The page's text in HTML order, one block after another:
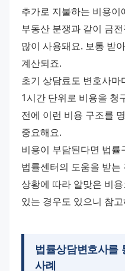
추가로 지불하는 비용
부동산 분쟁과 같이 금
많이 사용돼요. 보통 받
계산되죠.
초기 상담료도 변호사
1시간 단위로 비용을 청
전에 이런 비용 구조를
중요해요.
비용이 부담된다면 법률
법률센터의 도움을 받는
상황에 따라 알맞은 비
있는 경우도 있으니 참
법률상담변호사를
사례